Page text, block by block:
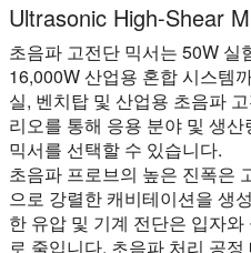
Ultrasonic High-Shear
초음파 고전단 믹서는 50W 실
16,000W 산업용 혼합 시스템
실, 벤치탑 및 산업용 초음파
리오를 통해 응용 분야 및 생
믹서를 선택할 수 있습니다.
초음파 프로브의 높은 진폭은
으로 강렬한 캐비테이션을 생
한 유압 및 기계 전단은 입자
로 줄입니다. 초음파 처리 공